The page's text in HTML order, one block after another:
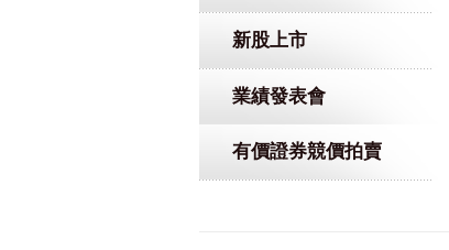
新股上市
業績發表會
有價證券競價拍賣